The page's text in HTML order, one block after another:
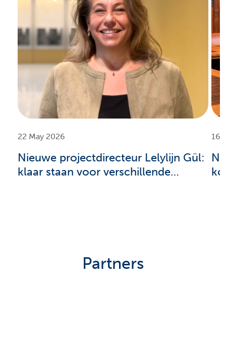
22 May 2026
Nieuwe projectdirecteur Lelylijn Gül:
klaar staan voor verschillende
16
Partners